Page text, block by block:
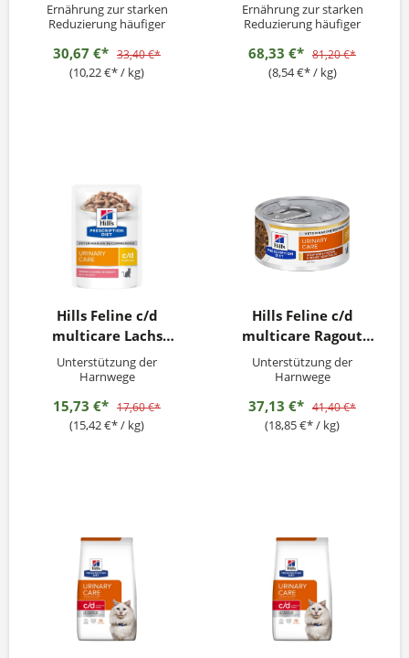
Ernährung zur starken
Reduzierung häufiger
30,67 €* 33,40 €*
(10,22 €* / kg)
Ernährung zur starken
Reduzierung häufiger
68,33 €* 81,20 €*
(8,54 €* / kg)
Hills Feline c/d
multicare Lachs
12x85g
Unterstützung der
Harnwege
15,73 €* 17,60 €*
(15,42 €* / kg)
Hills Feline c/d
multicare Ragout
Huhn 24x82g
Unterstützung der
Harnwege
37,13 €* 41,40 €*
(18,85 €* / kg)